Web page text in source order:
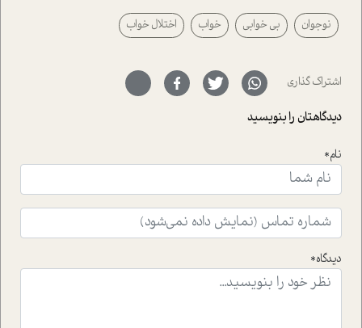
پیرامون آن آشنا می کند.در بخش دو فنجان داغ به سراغ افرادی
رفته ایم که موفقیت را در عمل به اثبات رسانده اند؛ سید
حمیدرضا محتشمی که بیست و پنجمین سال فعالیت حرفه
سر نهاده است و نیز کرامت عزیز زاده؛ سفیر صلح و دوستی که
با رکاب زدن در بیش از هفتاد کشور و کاشتن درخت، به نماد
حمایت از محیط زیست و منابع طبیعی تبدیل گشته
است.فصل روایت اجنبی ها در این شماره به دو موضوع
ای که به زندگی شگفت انگیز جین گودال و تاثیرات کاوش های
ایشان در حوزه ی شامپانزه ها بر زندگی امروزی ما نگاهی
افکنده است.فصل اتاق 333 شما را پای صحبت یک تجربه ی
واقعی در ارتباط با اختلال شخصیت اسکزوئید و مشکلات و نیز
راهکارهای حل آن قرار می دهد که در اتاق درمان اتفاق افتاده
موثرترین راهکارهای استفاده از هوش مصنوعی در حوزه های
نوجوان بی خوابی خواب اختلال خواب
اشتراک گذاری
دیدگاهتان را بنویسید
نام*
دیدگاه*